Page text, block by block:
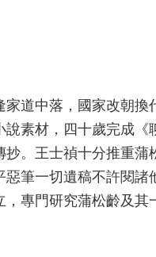
道中落，國家改朝換
素材，四十歲完成《
。王士禎十分推重蒲
筆一切遺稿不許閱諸
專門研究蒲松齡及其